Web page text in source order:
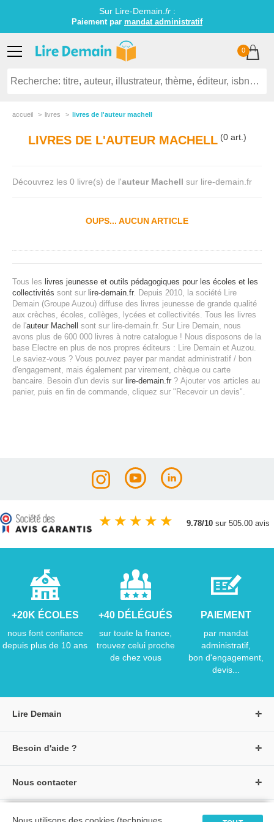
Sur Lire-Demain. fr:
Paiement par mandat administratif
0
accueil livres livres de l'auteur machell
LIVRES DE L'AUTEUR MACHELL (0 art.)
Découvrez les 0 livre(s) de l'auteur Machell sur lire-demain.fr
OUPS... AUCUN ARTICLE
Tous les livres jeunesse et outils pédagogiques pour les écoles et les
collectivités sont sur lire-demain.fr. Depuis 2010, la société Lire
Demain (Groupe Auzou) diffuse des livres jeunesse de grande qualité
aux crèches, écoles, collèges, lycées et collectivités. Tous les livres
de l'auteur Machell sont sur lire-demain.fr. Sur Lire Demain, nous
avons plus de 600 000 livres à notre catalogue ! Nous disposons de la
base Electre en plus de nos propres éditeurs : Lire Demain et Auzou.
Le saviez-vous ? Vous pouvez payer par mandat administratif / bon
d'engagement, mais également par virement, chèque ou carte
bancaire. Besoin d'un devis sur lire-demain.fr ? Ajouter vos articles au
panier, puis en fin de commande, cliquez sur "Recevoir un devis".
★ ★ ★ ★ ★ 9.78/10 sur 505.00 avis
+20K ÉCOLES
nous font confiance
depuis plus de 10 ans
+40 DÉLÉGUÉS
sur toute la france,
trouvez celui proche
de chez vous
PAIEMENT
par mandat
administratif,
bon d'engagement,
devis...
Lire Demain
Créer un compte
★ Avis clients vérifiés
Besoin d'aide ?
Nous contacter
Formulaire de contact
Tous nos livres